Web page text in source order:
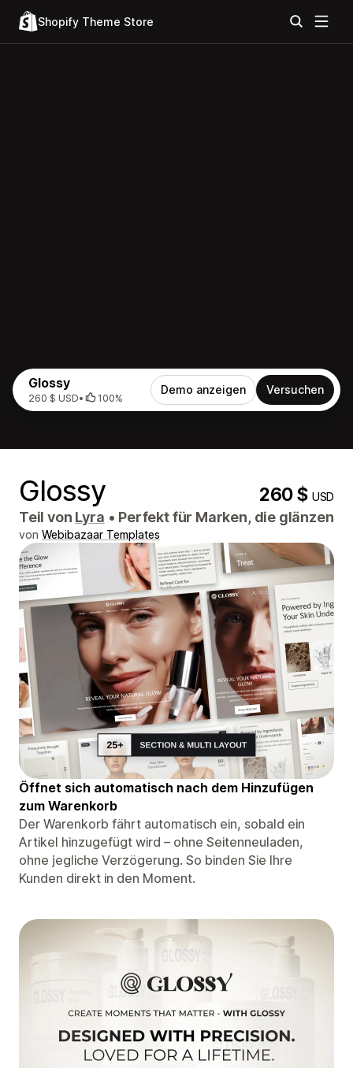
Shopify Theme Store
Glossy
260 $ USD• 100%
Demo anzeigen Versuchen
Glossy 260 $USD
Teil von Lyra • Perfekt für Marken, die glänzen
von Webibazaar Templates
Öffnet sich automatisch nach dem Hinzufügen
zum Warenkorb
Der Warenkorb fährt automatisch ein, sobald ein
Artikel hinzugefügt wird – ohne Seitenneuladen,
ohne jegliche Verzögerung. So binden Sie Ihre
Kunden direkt in den Moment.